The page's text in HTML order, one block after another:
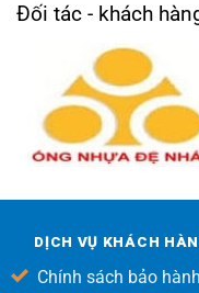
Đối tác - khách
DỊCH VỤ KHÁCH
Chính sách bảo hành